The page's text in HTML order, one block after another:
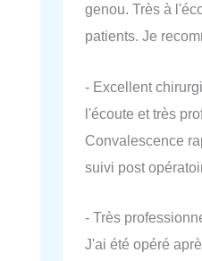
genou. Très à
patients. Je
- Excellent
l'écoute et très
Convalescence
suivi post
- Très
J'ai été opéré